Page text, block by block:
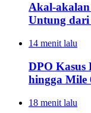
Akal-
Untung dari
14 menit lalu
DPO Kasus
hingga Mile
18 menit lalu